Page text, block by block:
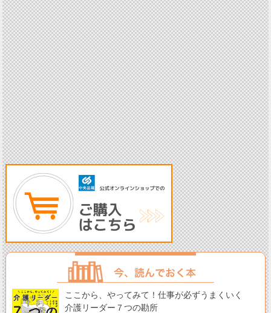
ここから、やってみて！仕事が必ずうまくいく
介護リーダー７つの勘所